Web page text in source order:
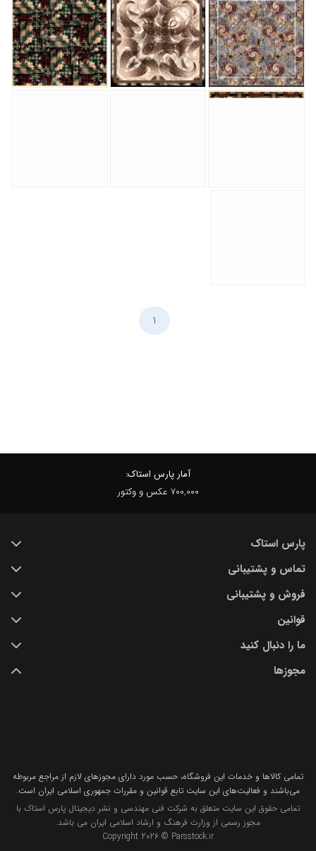
آمار پارس استاک:
700,000 عکس و وکتور
پارس استاک
خرید عکس با کیفیت
درباره ما
پرسش و پاسخ
اشتراک / تمدید
بلاگ پارس استاک
تماس و پشتیبانی
تماس با ما
فروش و پشتیبانی
(IR) 021 28428845
support@parsstock.ir
قوانین
شرایط استفاده از وب سایت
سیاست حفظ حریم شخصی کاربران
ما را دنبال کنید
مجوزها
تمامي كالاها و خدمات اين فروشگاه، حسب مورد داراي مجوزهاي لازم از مراجع مربوطه
مي‌باشند و فعاليت‌هاي اين سايت تابع قوانين و مقررات جمهوري اسلامي ايران است.
تمامی حقوق این سایت متعلق به شرکت فنی مهندسی و نشر دیجیتال پارس استاک با
مجوز رسمی از وزارت فرهنگ و ارشاد اسلامی ایران می باشد.
Copyright 2026 © Parsstock.ir